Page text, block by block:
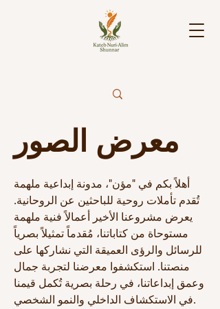
معرض الصور
أهلاً بكم في "مؤن"، مدونة إبداعية ملهمة
تُقدم تأملات روحية للباحثين عن الروحانية.
يعرض مشروعنا الأخير أعمالاً فنية ملهمة
مستوحاة من كتاباتنا، مُقدماً تمثيلاً بصرياً
للرسائل والرؤى العميقة التي نشاركها على
منصتنا. استكشفوا معرضنا لتجربة جمال
وعمق إبداعاتنا، في رحلة بصرية تُكمل قيمنا
في الاستكشاف الداخلي والنمو الشخصي.